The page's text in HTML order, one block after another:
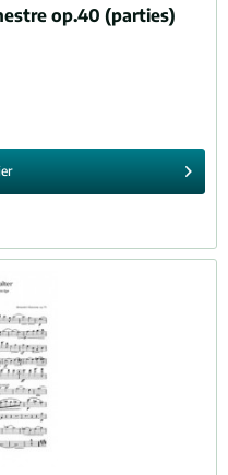
op.40 (parties)